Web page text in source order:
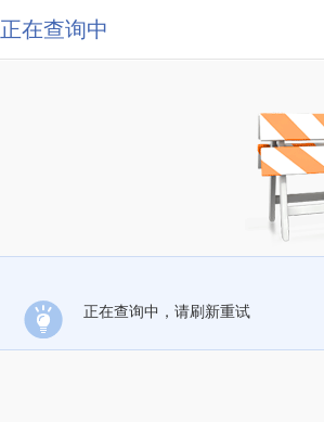
正在查询中
正在查询中，请刷新重试